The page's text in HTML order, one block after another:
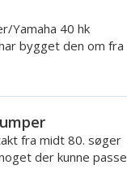
Yamaha 40 hk
bygget den om fra
fra midt 80. søger
der kunne passe